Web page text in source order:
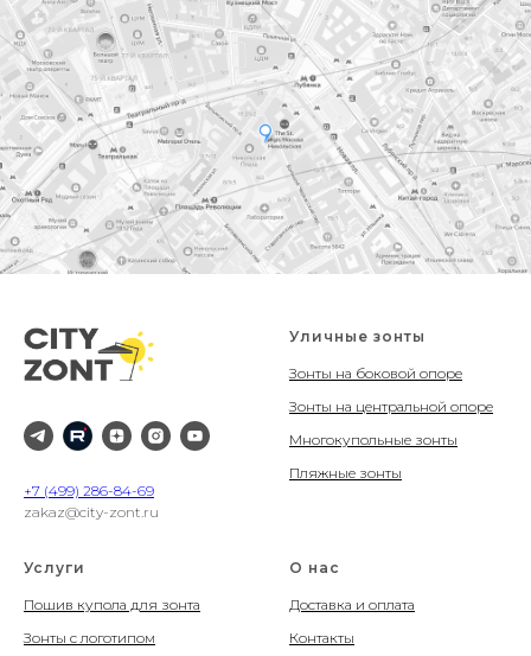
+7 (499) 286-84-69
zakaz@city-zont.ru
Уличные зонты
Зонты на боковой опоре
Зонты на центральной опоре
Многокупольные зонты
Пляжные зонты
Услуги
Пошив купола для зонта
Зонты с логотипом
О нас
Доставка и оплата
Контакты